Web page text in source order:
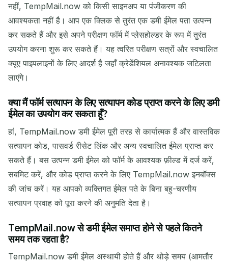
नहीं, TempMail.now को किसी साइनअप या पंजीकरण की
आवश्यकता नहीं है। आप एक क्लिक से तुरंत एक डमी ईमेल पता उत्पन्न
कर सकते हैं और इसे अपने परीक्षण फॉर्म में प्लेसहोल्डर के रूप में तुरंत
उपयोग करना शुरू कर सकते हैं। यह त्वरित परीक्षण सत्रों और स्वचालित
क्यूए पाइपलाइनों के लिए आदर्श है जहाँ क्रेडेंशियल अनावश्यक जटिलता
लाएंगे।
क्या मैं फॉर्म सत्यापन के लिए सत्यापन कोड प्राप्त करने के लिए डमी
ईमेल का उपयोग कर सकता हूँ?
हां, TempMail.now डमी ईमेल पूरी तरह से कार्यात्मक हैं और वास्तविक
सत्यापन कोड, पासवर्ड रीसेट लिंक और अन्य स्वचालित ईमेल प्राप्त कर
सकते हैं। बस उत्पन्न डमी ईमेल को फॉर्म के आवश्यक फ़ील्ड में दर्ज करें,
सबमिट करें, और कोड प्राप्त करने के लिए TempMail.now इनबॉक्स
की जांच करें। यह आपको व्यक्तिगत ईमेल पते के बिना बहु-चरणीय
सत्यापन प्रवाह को पूरा करने की अनुमति देता है।
TempMail.now से डमी ईमेल समाप्त होने से पहले कितने
समय तक रहता है?
TempMail.now डमी ईमेल अस्थायी होते हैं और थोड़े समय (आमतौर